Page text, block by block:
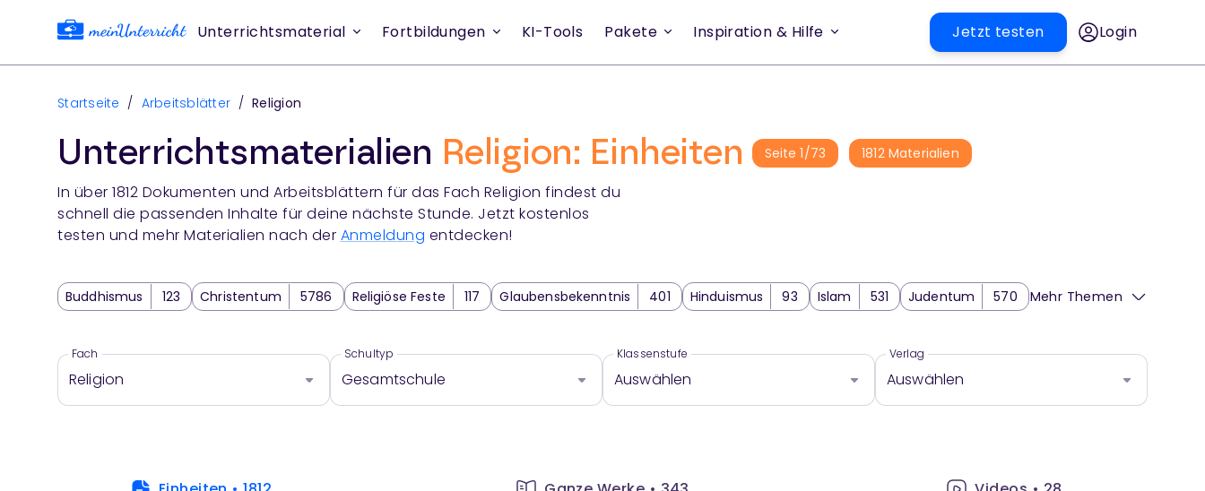
Unterrichtsmaterial Fortbildungen KI-Tools Pakete Inspiration & Hilfe Jetzt testen Login
Startseite / Arbeitsblätter / Religion
Unterrichtsmaterialien Religion: Einheiten Seite1/73 1812 Materialien
In über 1812 Dokumenten und Arbeitsblättern für das Fach Religion findest du
schnell die passenden Inhalte für deine nächste Stunde. Jetzt kostenlos
testen und mehr Materialien nach der Anmeldung entdecken!
Buddhismus 123 Christentum 5786 Religiöse Feste 117 Glaubensbekenntnis 401 Hinduismus 93 Islam 531 Judentum
570
Religionspädagogik
869 Theologie 1291 Zeit 672 Religion Klassenarbeit 4
Mehr Themen
Fach
Religion
Schultyp
Gesamtschule
Klassenstufe
Auswählen
Verlag
Auswählen